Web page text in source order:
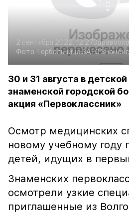
2 сентября 2022, 12:27
Фото: Горбольница ЗАТО
30 и 31 августа в
знаменской городской
акция «Первоклассник»
Осмотр медицинских
новому учебному году
детей, идущих в
Знаменских
осмотрели узкие
приглашенные из